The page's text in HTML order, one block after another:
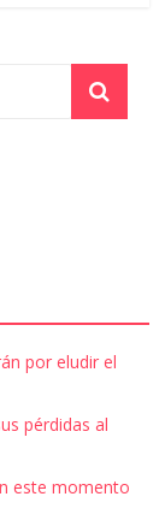
por eludir el
pérdidas al
este momento